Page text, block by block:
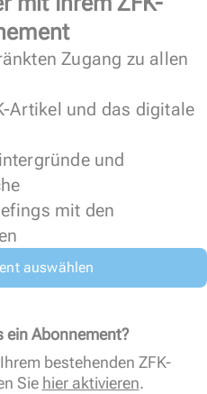
Zugang zu allen
Artikel und das digitale
und
mit den
auswählen
ein Abonnement?
bestehenden ZFK-
Sie hier aktivieren.